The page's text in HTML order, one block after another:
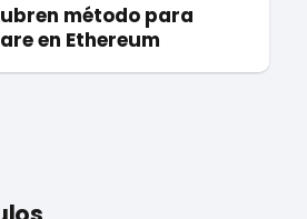
método para
en Ethereum